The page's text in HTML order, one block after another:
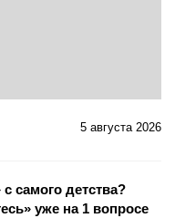
5 августа 2026
самого детства?
уже на 1 вопросе